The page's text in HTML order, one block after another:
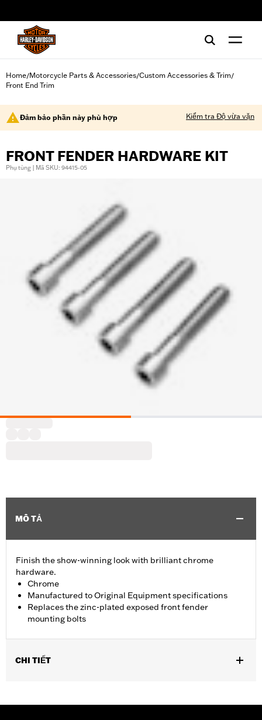
Home/Motorcycle Parts & Accessories/Custom Accessories & Trim/
Front End Trim
Đảm bảo phần này phù hợp Kiểm tra Độ vừa vặn
FRONT FENDER HARDWARE KIT
Phụ tùng | Mã SKU: 94415-05
MÔ TẢ
Finish the show-winning look with brilliant chrome
hardware.
Chrome
Manufactured to Original Equipment specifications
Replaces the zinc-plated exposed front fender
mounting bolts
CHI TIẾT